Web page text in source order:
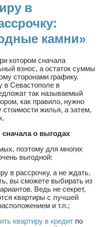
в
камни»
котором сначала
взнос, а остаток суммы
сторонами графику.
в Севастополе в
так называемый
как правило, нужно
стоимости жилья, а затем,
сначала о выгодах
поэтому для многих
выгодной:
в рассрочку, а не ждать,
вы сможете выбирать из
Ведь не секрет,
квартиры с лучшей
и т.п.;
квартиру в кредит по